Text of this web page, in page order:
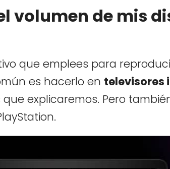
volumen de mis
que emplees para
es hacerlo en televisores
explicaremos. Pero